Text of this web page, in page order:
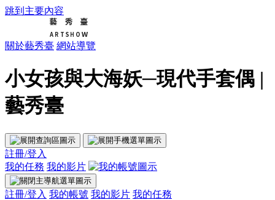
跳到主要內容
關於藝秀臺 網站導覽
小女孩與大海妖─現代手套偶 |
藝秀臺
註冊/登入
我的任務 我的影片
註冊/登入 我的帳號 我的影片 我的任務